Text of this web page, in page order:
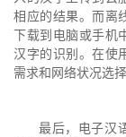
相应的结果。而离
下载到电脑或手
汉字的识别。在使
需求和网络状况选
最后，电子汉